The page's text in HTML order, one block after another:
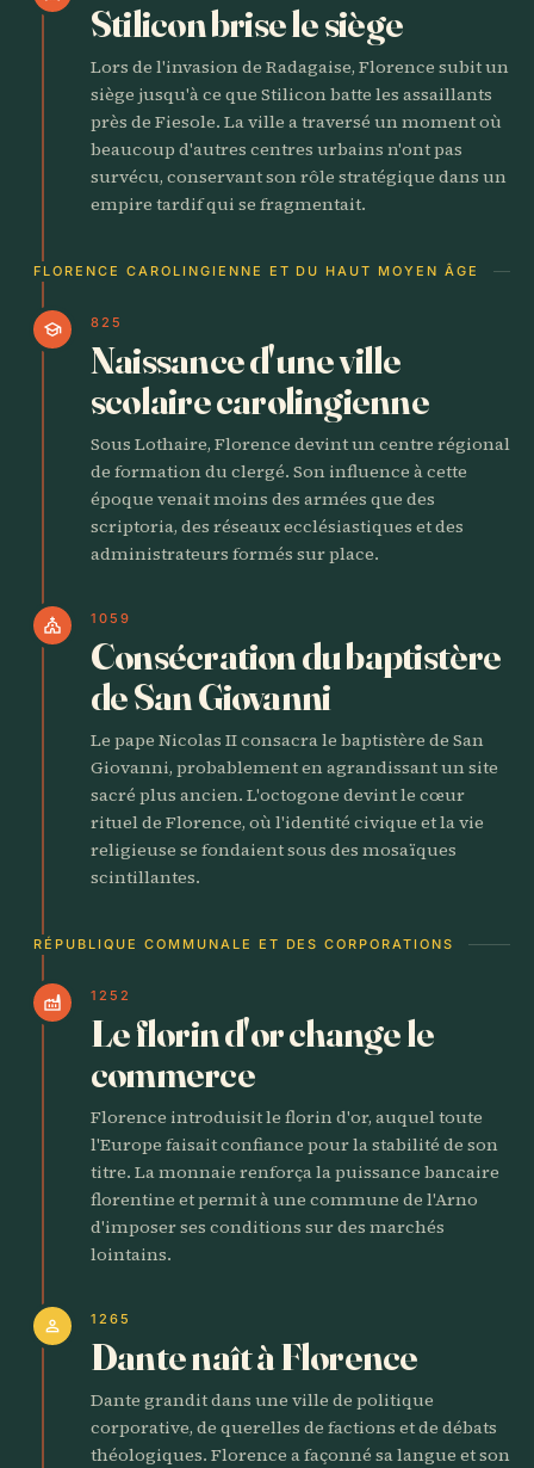
Stilicon brise le siège
Lors de l'invasion de Radagaise, Florence subit un
siège jusqu'à ce que Stilicon batte les assaillants
près de Fiesole. La ville a traversé un moment où
beaucoup d'autres centres urbains n'ont pas
survécu, conservant son rôle stratégique dans un
empire tardif qui se fragmentait.
FLORENCE CAROLINGIENNE ET DU HAUT MOYEN ÂGE
school 825
Naissance d'une ville
scolaire carolingienne
Sous Lothaire, Florence devint un centre régional
de formation du clergé. Son influence à cette
époque venait moins des armées que des
scriptoria, des réseaux ecclésiastiques et des
administrateurs formés sur place.
church 1059
Consécration du baptistère
de San Giovanni
Le pape Nicolas II consacra le baptistère de San
Giovanni, probablement en agrandissant un site
sacré plus ancien. L'octogone devint le cœur
rituel de Florence, où l'identité civique et la vie
religieuse se fondaient sous des mosaïques
scintillantes.
RÉPUBLIQUE COMMUNALE ET DES CORPORATIONS
factory 1252
Le florin d'or change le
commerce
Florence introduisit le florin d'or, auquel toute
l'Europe faisait confiance pour la stabilité de son
titre. La monnaie renforça la puissance bancaire
florentine et permit à une commune de l'Arno
d'imposer ses conditions sur des marchés
lointains.
person 1265
Dante naît à Florence
Dante grandit dans une ville de politique
corporative, de querelles de factions et de débats
théologiques. Florence a façonné sa langue et son